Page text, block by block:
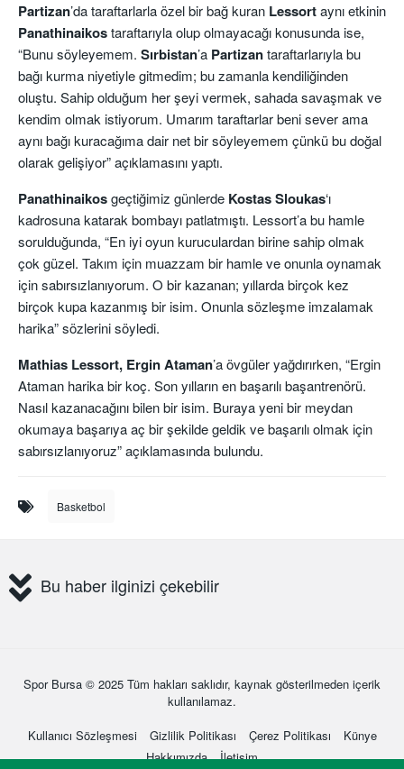
Partizan’da taraftarlarla özel bir bağ kuran Lessortaynı etkinin
Panathinaikostaraftarıyla olup olmayacağı konusunda ise,
“Bunu söyleyemem. Sırbistan’a Partizantaraftarlarıyla bu
bağı kurma niyetiyle gitmedim; bu zamanla kendiliğinden
oluştu. Sahip olduğum her şeyi vermek, sahada savaşmak ve
kendim olmak istiyorum. Umarım taraftarlar beni sever ama
aynı bağı kuracağıma dair net bir söyleyemem çünkü bu doğal
olarak gelişiyor” açıklamasını yaptı.
Panathinaikosgeçtiğimiz günlerde Kostas Sloukas‘ı
kadrosuna katarak bombayı patlatmıştı. Lessort’a bu hamle
sorulduğunda, “En iyi oyun kuruculardan birine sahip olmak
çok güzel. Takım için muazzam bir hamle ve onunla oynamak
için sabırsızlanıyorum. O bir kazanan; yıllarda birçok kez
birçok kupa kazanmış bir isim. Onunla sözleşme imzalamak
harika” sözlerini söyledi.
Mathias Lessort, ErginAtaman’a övgüler yağdırırken, “Ergin
Ataman harika bir koç. Son yılların en başarılı başantrenörü.
Nasıl kazanacağını bilen bir isim. Buraya yeni bir meydan
okumaya başarıya aç bir şekilde geldik ve başarılı olmak için
sabırsızlanıyoruz” açıklamasında bulundu.
Basketbol
Bu haber ilginizi çekebilir
Spor Bursa © 2025 Tüm hakları saklıdır, kaynak gösterilmeden içerik
kullanılamaz.
Kullanıcı Sözleşmesi
Gizlilik Politikası Çerez Politikası
Künye
Hakkımızda
İletişim